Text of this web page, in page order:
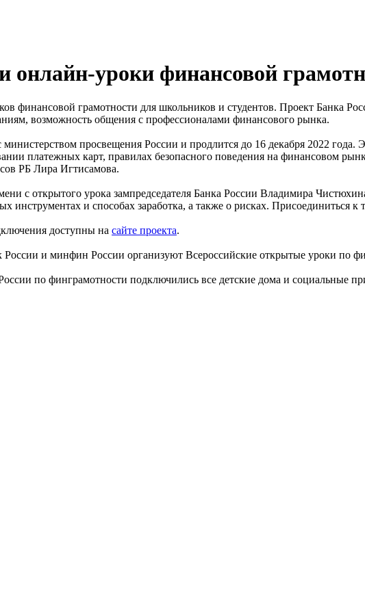
онлайн-уроки финансовой
финансовой грамотности для школьников и студентов. Проект Банка
возможность общения с профессионалами финансового рынка.
министерством просвещения России и продлится до 16 декабря 2022
платежных карт, правилах безопасного поведения на финансовом
РБ Лира Игтисамова.
с открытого урока зампредседателя Банка России Владимира
инструментах и способах заработка, а также о рисках. Присоединиться
доступны на сайте проекта.
России и минфин России организуют Всероссийские открытые уроки по
по финграмотности подключились все детские дома и социальные